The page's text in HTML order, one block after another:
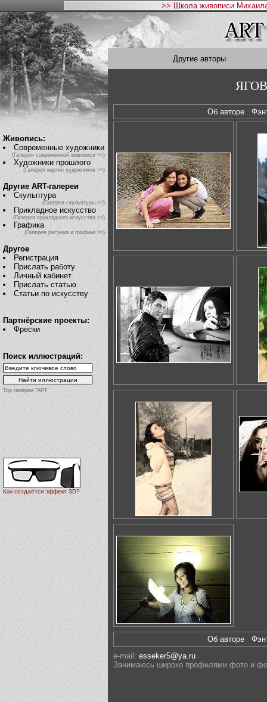
>> Школа живописи
Живопись:
Современные художники
(Галерея современной живописи >>)
Художники прошлого
(Галерея картин художников >>)
Другие ART-галереи
Скульптура
(Галерея скульптуры >>)
Прикладное искусство
(Галерея прикладного искусства >>)
Графика
(Галерея рисунка и графики >>)
Другое
Регистрация
Прислать работу
Личный кабинет
Прислать статью
Статьи по искусству
Партнёрские проекты:
Фрески
Поиск иллюстраций:
Top галереи "АРТ"
Как создаётся эффект 3D?
Другие авторы
Об авторе
Об авторе
e-mail: esseker5@ya.ru
Занимаюсь широко профилями фото и